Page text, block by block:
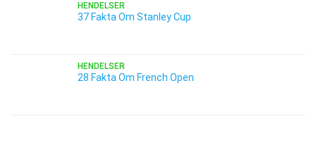
HENDELSER
37 Fakta Om Stanley Cup
HENDELSER
28 Fakta Om French Open